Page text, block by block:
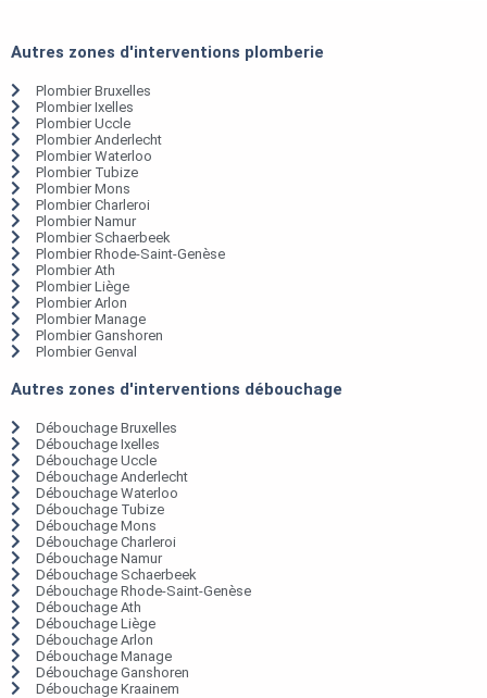
Autres zones d'interventions plomberie
Plombier Bruxelles
Plombier Ixelles
Plombier Uccle
Plombier Anderlecht
Plombier Waterloo
Plombier Tubize
Plombier Mons
Plombier Charleroi
Plombier Namur
Plombier Schaerbeek
Plombier Rhode-Saint-Genèse
Plombier Ath
Plombier Liège
Plombier Arlon
Plombier Manage
Plombier Ganshoren
Plombier Genval
Autres zones d'interventions débouchage
Débouchage Bruxelles
Débouchage Ixelles
Débouchage Uccle
Débouchage Anderlecht
Débouchage Waterloo
Débouchage Tubize
Débouchage Mons
Débouchage Charleroi
Débouchage Namur
Débouchage Schaerbeek
Débouchage Rhode-Saint-Genèse
Débouchage Ath
Débouchage Liège
Débouchage Arlon
Débouchage Manage
Débouchage Ganshoren
Débouchage Kraainem